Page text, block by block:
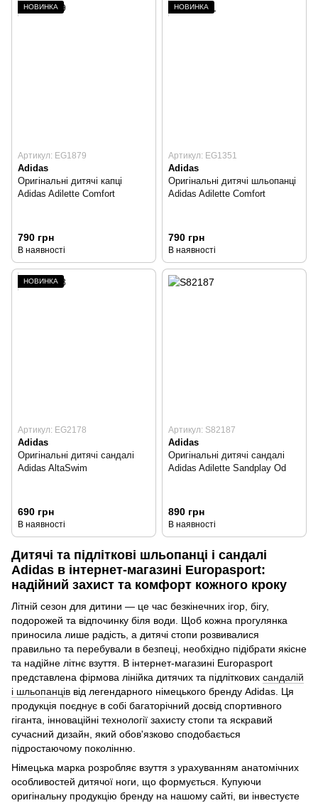
НОВИНКА
Артикул: EG1879
Adidas
Оригінальні дитячі капці
Adidas Adilette Comfort
790 грн
В наявності
НОВИНКА
Артикул: EG1351
Adidas
Оригінальні дитячі шльопанці
Adidas Adilette Comfort
790 грн
В наявності
НОВИНКА
Артикул: EG2178
Adidas
Оригінальні дитячі сандалі
Adidas AltaSwim
690 грн
В наявності
Артикул: S82187
Adidas
Оригінальні дитячі сандалі
Adidas Adilette Sandplay Od
890 грн
В наявності
Дитячі та підліткові шльопанці і сандалі
Adidas в інтернет-магазині Europasport:
надійний захист та комфорт кожного кроку
Літній сезон для дитини — це час безкінечних ігор, бігу,
подорожей та відпочинку біля води. Щоб кожна прогулянка
приносила лише радість, а дитячі стопи розвивалися
правильно та перебували в безпеці, необхідно підібрати якісне
та надійне літнє взуття. В інтернет-магазині Europasport
представлена фірмова лінійка дитячих та підліткових сандалій
і шльопанців від легендарного німецького бренду Adidas. Ця
продукція поєднує в собі багаторічний досвід спортивного
гіганта, інноваційні технології захисту стопи та яскравий
сучасний дизайн, який обов'язково сподобається
підростаючому поколінню.
Німецька марка розробляє взуття з урахуванням анатомічних
особливостей дитячої ноги, що формується. Купуючи
оригінальну продукцію бренду на нашому сайті, ви інвестуєте